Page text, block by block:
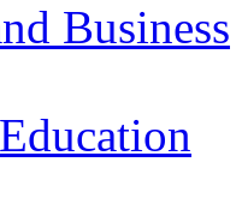
Business